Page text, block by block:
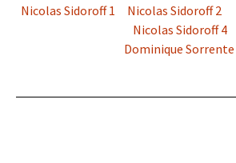
Nicolas Sidoroff 1
Nicolas Sidoroff 2
Nicolas Sidoroff 4
Dominique Sorrente